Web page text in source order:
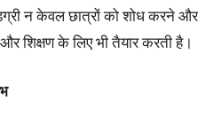
न केवल छात्रों को शोध करने
शिक्षण के लिए भी तैयार करती है।